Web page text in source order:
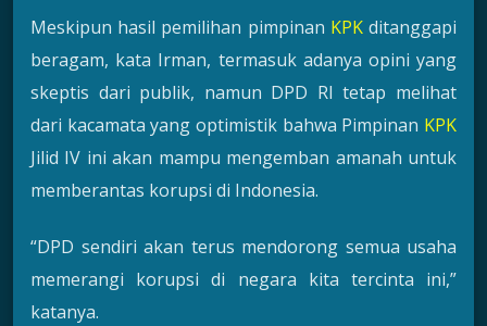
Meskipun hasil pemilihan pimpinan KPKditanggapi
beragam, kata Irman, termasuk adanya opini yang
skeptis dari publik, namun DPD RI tetap melihat
dari kacamata yang optimistik bahwa Pimpinan KPK
Jilid IV ini akan mampu mengemban amanah untuk
memberantas korupsi di Indonesia.
“DPD sendiri akan terus mendorong semua usaha
memerangi korupsi di negara kita tercinta ini,”
katanya.